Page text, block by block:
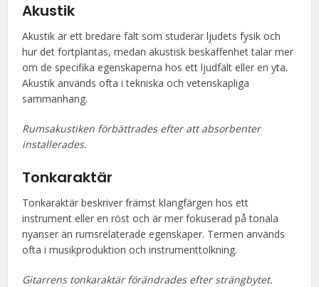
Akustik
Akustik är ett bredare fält som studerar ljudets fysik och
hur det fortplantas, medan akustisk beskaffenhet talar mer
om de specifika egenskaperna hos ett ljudfält eller en yta.
Akustik används ofta i tekniska och vetenskapliga
sammanhang.
Rumsakustiken förbättrades efter att absorbenter
installerades.
Tonkaraktär
Tonkaraktär beskriver främst klangfärgen hos ett
instrument eller en röst och är mer fokuserad på tonala
nyanser än rumsrelaterade egenskaper. Termen används
ofta i musikproduktion och instrumenttolkning.
Gitarrens tonkaraktär förändrades efter strängbytet.